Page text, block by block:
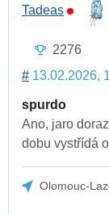
Tadeas
2276
# 13.02.2026,
spurdo
Ano, jaro
dobu vystřídá
Olomouc-